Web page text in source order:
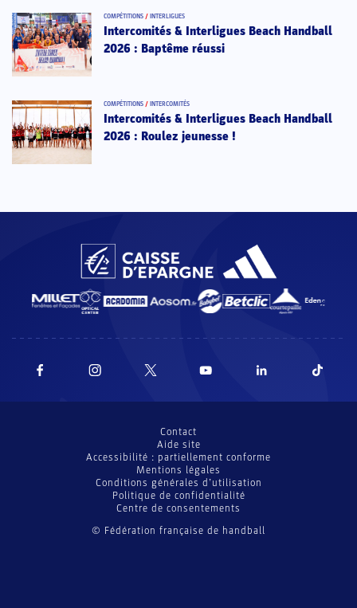
COMPÉTITIONS / INTERLIGUES
Intercomités & Interligues Beach Handball
2026 : Baptême réussi
COMPÉTITIONS / INTERCOMITÉS
Intercomités & Interligues Beach Handball
2026 : Roulez jeunesse !
© Fédération française de handball
Contact
Aide site
Accessibilité : partiellement conforme
Mentions légales
Conditions générales d’utilisation
Politique de confidentialité
Centre de consentements